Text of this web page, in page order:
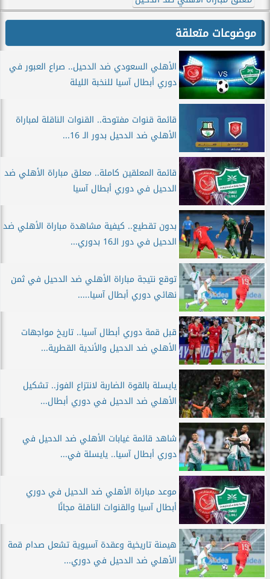
موضوعات متعلقة
الأهلي السعودي ضد الدحيل.. صراع العبور في
دوري أبطال آسيا للنخبة الليلة
قائمة قنوات مفتوحة.. القنوات الناقلة لمباراة
الأهلي ضد الدحيل بدور الـ 16...
قائمة المعلقين كاملة.. معلق مباراة الأهلي ضد
الدحيل في دوري أبطال آسيا
بدون تقطيع.. كيفية مشاهدة مباراة الأهلي ضد
الدحيل في دور الـ16 بدوري...
توقع نتيجة مباراة الأهلي ضد الدحيل في ثمن
نهائي دوري أبطال آسيا.....
قبل قمة دوري أبطال آسيا.. تاريخ مواجهات
الأهلي ضد الدحيل والأندية القطرية...
يايسلة بالقوة الضاربة لانتزاع الفوز.. تشكيل
الأهلي ضد الدحيل في دوري أبطال...
شاهد قائمة غيابات الأهلي ضد الدحيل في
دوري أبطال آسيا.. يايسلة في...
موعد مباراة الأهلي ضد الدحيل في دوري
أبطال آسيا والقنوات الناقلة مجانًا
هيمنة تاريخية وعقدة آسيوية تشعل صدام قمة
الأهلي ضد الدحيل في دوري...